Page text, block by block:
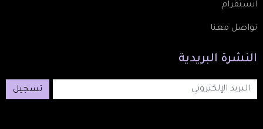
انستقرام
تواصل معنا
النشرة البريدية
تسجيل